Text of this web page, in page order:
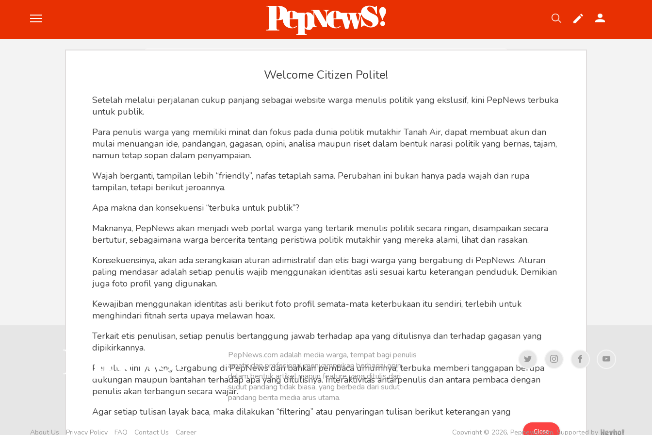
password
Sudah punya akun? Masuk
Welcome Citizen Polite!
Setelah melalui perjalanan cukup panjang sebagai website warga menulis politik yang ekslusif, kini PepNews terbuka
untuk publik.
Para penulis warga yang memiliki minat dan fokus pada dunia politik mutakhir Tanah Air, dapat membuat akun dan
mulai menuangan ide, pandangan, gagasan, opini, analisa maupun riset dalam bentuk narasi politik yang bernas, tajam,
namun tetap sopan dalam penyampaian.
Wajah berganti, tampilan lebih “friendly”, nafas tetaplah sama. Perubahan ini bukan hanya pada wajah dan rupa
tampilan, tetapi berikut jeroannya.
Apa makna dan konsekuensi “terbuka untuk publik”?
Maknanya, PepNews akan menjadi web portal warga yang tertarik menulis politik secara ringan, disampaikan secara
bertutur, sebagaimana warga bercerita tentang peristiwa politik mutakhir yang mereka alami, lihat dan rasakan.
Konsekuensinya, akan ada serangkaian aturan adimistratif dan etis bagi warga yang bergabung di PepNews. Aturan
paling mendasar adalah setiap penulis wajib menggunakan identitas asli sesuai kartu keterangan penduduk. Demikian
juga foto profil yang digunakan.
Kewajiban menggunakan identitas asli berikut foto profil semata-mata keterbukaan itu sendiri, terlebih untuk
menghindari fitnah serta upaya melawan hoax.
Terkait etis penulisan, setiap penulis bertanggung jawab terhadap apa yang ditulisnya dan terhadap gagasan yang
dipikirkannya.
Penulis lainnya yang tergabung di PepNews dan bahkan pembaca umumnya, terbuka memberi tanggapan berupa
dukungan maupun bantahan terhadap apa yang ditulisnya. Interaktivitas antarpenulis dan antara pembaca dengan
penulis akan terbangun secara wajar.
Agar setiap tulisan layak baca, maka dilakukan “filtering” atau penyaringan tulisan berikut keterangan yang
Close
PepNews.com adalah media warga, tempat bagi penulis
amatir dan profesional menyampaikan berbagai opini
dalam bentuk artikel mapun feature yang ditulis dari
sudut pandang tidak biasa, yang berbeda dari sudut
pandang berita media arus utama.
About Us Privacy Policy FAQ Contact Us Career Copyright © 2026, Pepnews.com. Supported by